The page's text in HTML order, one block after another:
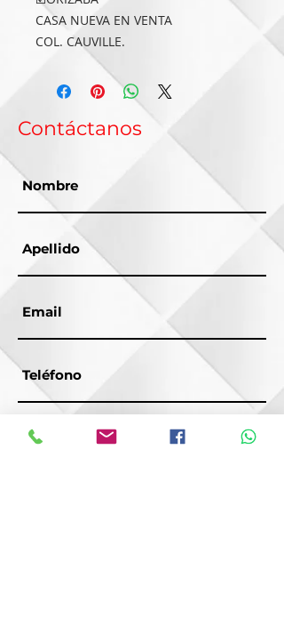
CASA NUEVA EN VENTA
COL. CAUVILLE.
$1’850,000.00
Sup 95 m2
📌Cochera
📌3 recámaras
📌2.5 baños
Aplica para infonavit total, segundo
crédito, cofinavit, bancario,
fovissste para todos o contado.
𝗜𝗡𝗙𝗢𝗥𝗠𝗘𝗦 𝗬 𝗖𝗜𝗧𝗔𝗦. 𝗥𝗢𝗦𝗔𝗟𝗩𝗔
𝗝𝗜𝗠É𝗡𝗘𝗭 𝗖. 𝗧𝗲𝗹. 𝟮𝟳𝟭𝟭𝟭𝟯𝟲𝟮𝟵𝟰
https://www.mihogarsolucionesinm
Contáctanos